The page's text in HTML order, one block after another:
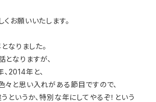
お願いいたします。
なりました。
となりますが、
2014年と、
と思い入れがある節目ですので、
というか、特別な年にしてやるぞ！という